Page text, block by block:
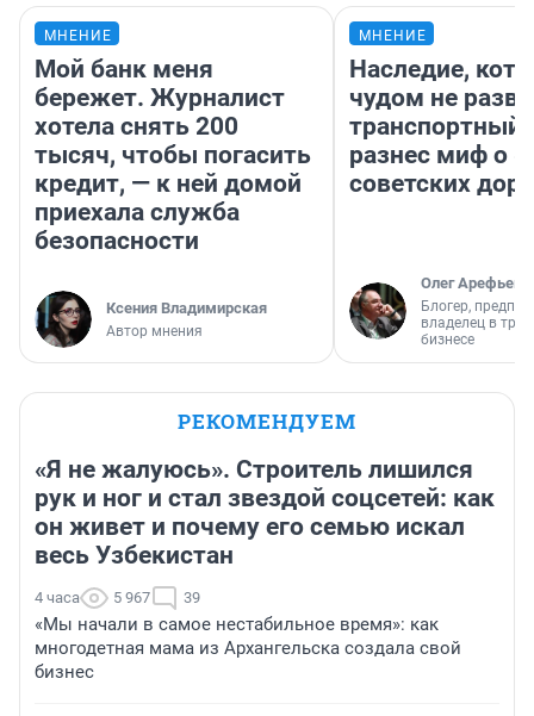
МНЕНИЕ
Мой банк меня
бережет. Журналист
хотела снять 200
тысяч, чтобы погасить
кредит, — к ней домой
приехала служба
безопасности
Ксения Владимирская
Автор мнения
МНЕНИЕ
Наследие,
чудом не
транспортный
разнес миф о
советских
Олег Арефьев
Блогер,
владелец в
бизнесе
РЕКОМЕНДУЕМ
«Я не жалуюсь». Строитель лишился
рук и ног и стал звездой соцсетей: как
он живет и почему его семью искал
весь Узбекистан
4 часа 5 967 39
«Мы начали в самое нестабильное время»: как
многодетная мама из Архангельска создала свой
бизнес